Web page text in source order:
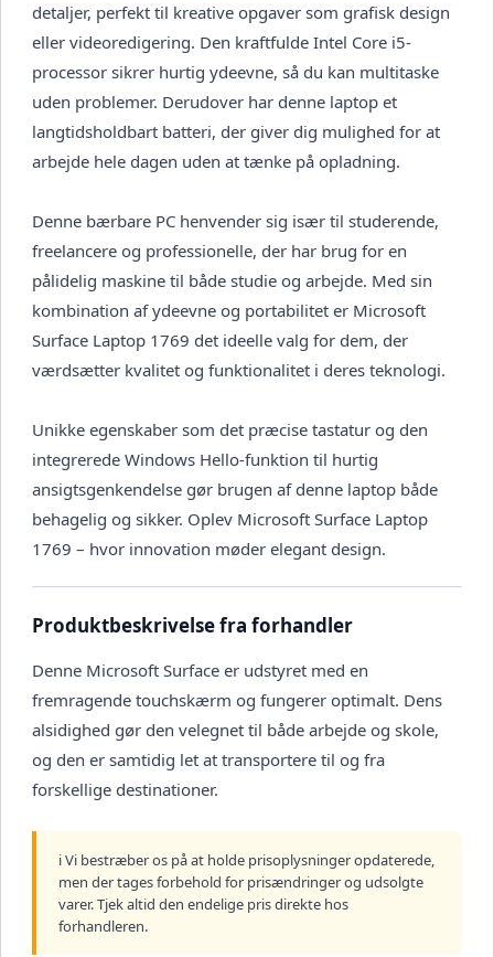
detaljer, perfekt til kreative opgaver som grafisk design
eller videoredigering. Den kraftfulde Intel Core i5-
processor sikrer hurtig ydeevne, så du kan multitaske
uden problemer. Derudover har denne laptop et
langtidsholdbart batteri, der giver dig mulighed for at
arbejde hele dagen uden at tænke på opladning.
Denne bærbare PC henvender sig især til studerende,
freelancere og professionelle, der har brug for en
pålidelig maskine til både studie og arbejde. Med sin
kombination af ydeevne og portabilitet er Microsoft
Surface Laptop 1769 det ideelle valg for dem, der
værdsætter kvalitet og funktionalitet i deres teknologi.
Unikke egenskaber som det præcise tastatur og den
integrerede Windows Hello-funktion til hurtig
ansigtsgenkendelse gør brugen af denne laptop både
behagelig og sikker. Oplev Microsoft Surface Laptop
1769 – hvor innovation møder elegant design.
Produktbeskrivelse fra forhandler
Denne Microsoft Surface er udstyret med en
fremragende touchskærm og fungerer optimalt. Dens
alsidighed gør den velegnet til både arbejde og skole,
og den er samtidig let at transportere til og fra
forskellige destinationer.
ℹ️ Vi bestræber os på at holde prisoplysninger opdaterede,
men der tages forbehold for prisændringer og udsolgte
varer. Tjek altid den endelige pris direkte hos
forhandleren.